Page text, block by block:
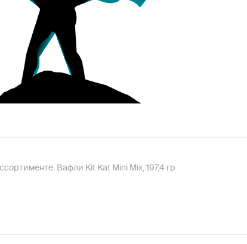
Вафли Kit Kat Mini Mix, 197,4 гр